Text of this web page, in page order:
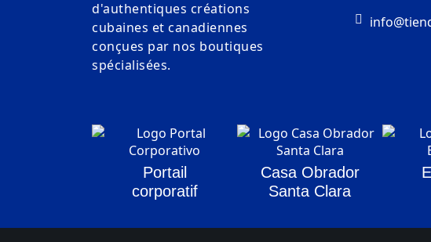
d'authentiques créations
cubaines et canadiennes
conçues par nos boutiques
spécialisées.
Portail
corporatif
Casa Obrador
Santa Clara